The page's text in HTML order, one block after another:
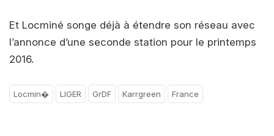
Et Locminé songe déjà à étendre son réseau avec
l’annonce d’une seconde station pour le printemps
2016.
Locmin� LIGER GrDF Karrgreen France